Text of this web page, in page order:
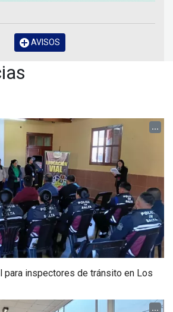
AVISOS
...
para inspectores de tránsito en Los
...